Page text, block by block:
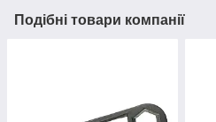
Подібні товари компанії